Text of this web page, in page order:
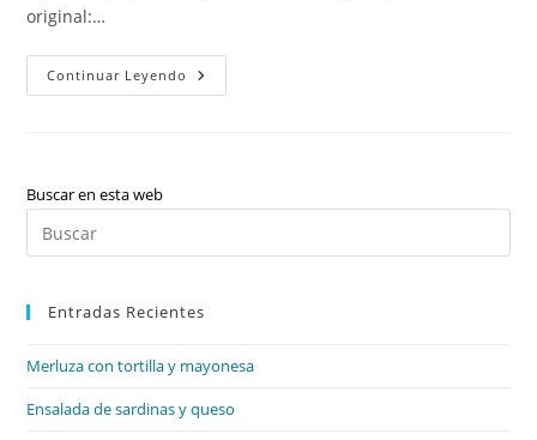
original:…
Continuar Leyendo El
Reino
Buscar en esta web
Entradas Recientes
Merluza con tortilla y mayonesa
Ensalada de sardinas y queso